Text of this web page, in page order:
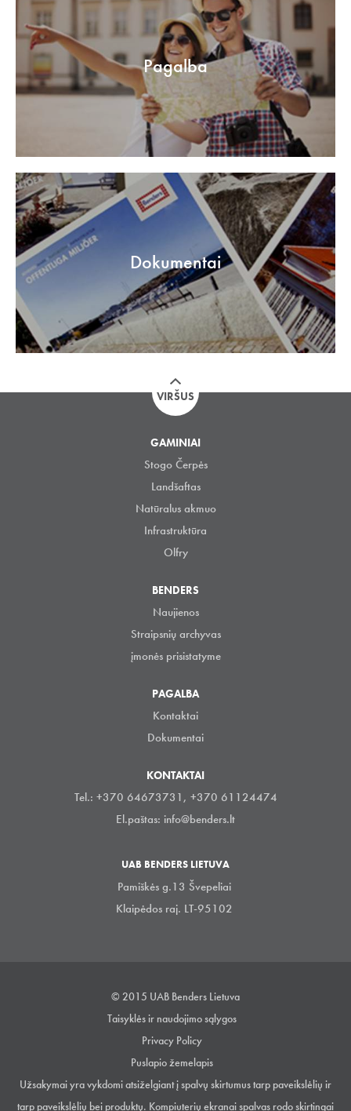
Pagalba
Dokumentai
VIRŠUS
GAMINIAI
Stogo Čerpės
Landšaftas
Natūralus akmuo
Infrastruktūra
Olfry
BENDERS
Naujienos
Straipsnių archyvas
įmonės prisistatyme
PAGALBA
Kontaktai
Dokumentai
KONTAKTAI
Tel.: +370 64673731, +370 61124474
El.paštas: info@benders.lt
UAB BENDERS LIETUVA
Pamiškės g.13 Švepeliai
Klaipėdos raj. LT-95102
© 2015 UAB Benders Lietuva
Taisyklės ir naudojimo sąlygos
Privacy Policy
Puslapio žemelapis
Užsakymai yra vykdomi atsiželgiant į spalvų skirtumus tarp paveikslėlių ir
tarp paveikslėlių bei produktų. Kompiuterių ekranai spalvas rodo skirtingai